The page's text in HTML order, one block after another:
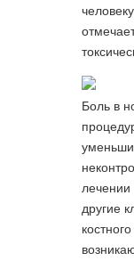
Боль в
другие